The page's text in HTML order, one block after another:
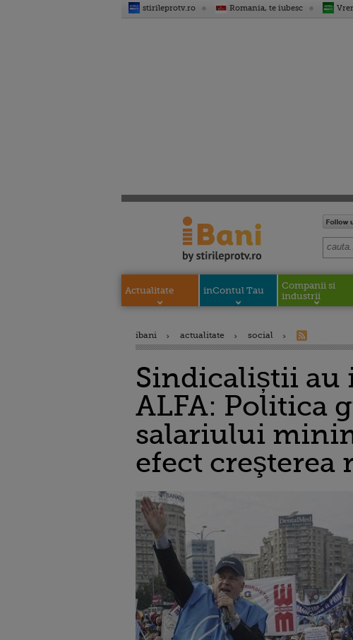
stirileprotv.ro Romania, te iubesc
Actualitate inContul Tau
Companii si
industrii
ibani actualitate social
Sindicaliștii au
ALFA: Politica
salariului
efect creşterea